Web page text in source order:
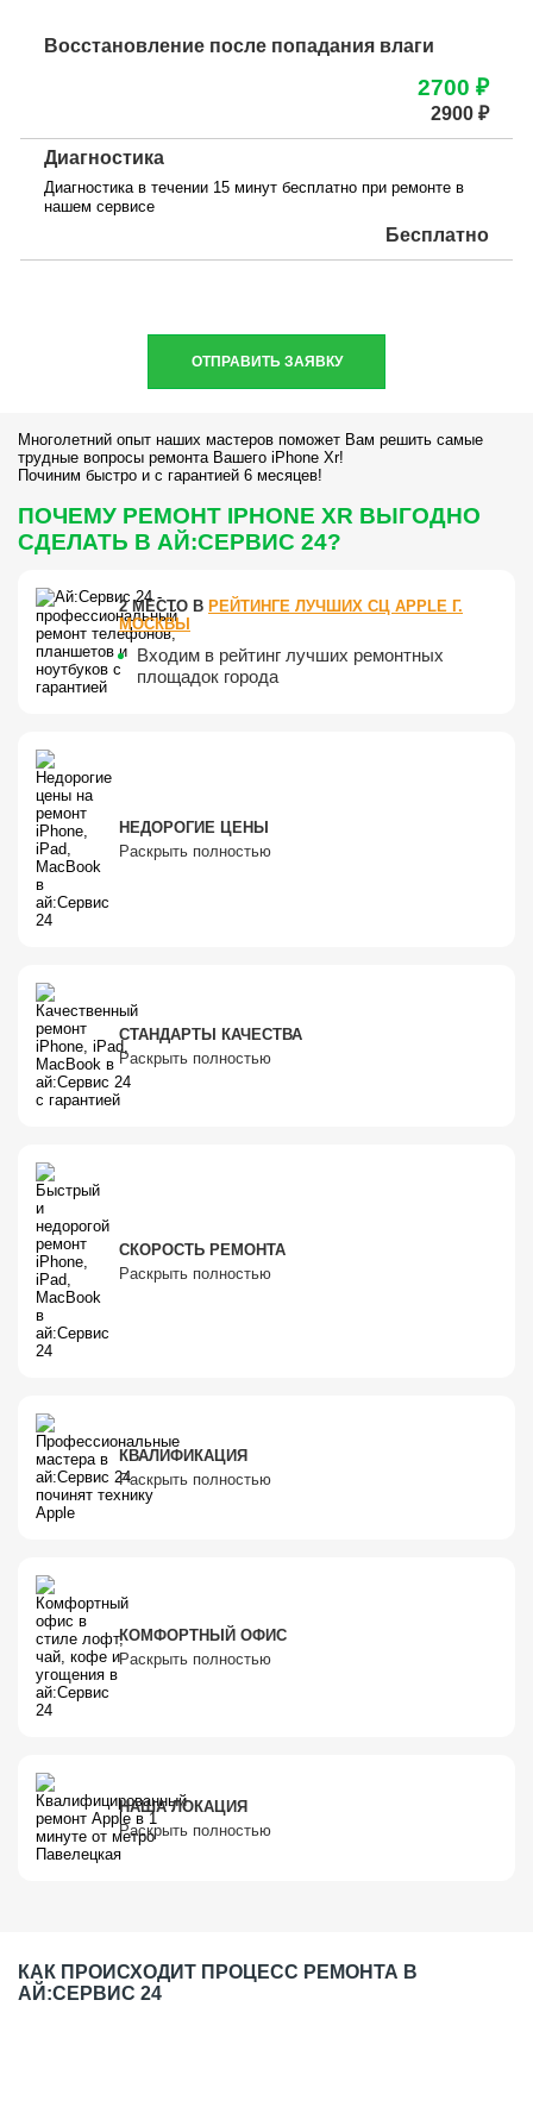
Восстановление после попадания влаги
2700 ₽
2900 ₽
Диагностика
Диагностика в течении 15 минут бесплатно при ремонте в
нашем сервисе
Бесплатно
ОТПРАВИТЬ ЗАЯВКУ
Многолетний опыт наших мастеров поможет Вам решить самые
трудные вопросы ремонта Вашего iPhone Xr!
Починим быстро и с гарантией 6 месяцев!
ПОЧЕМУ РЕМОНТ IPHONE XR ВЫГОДНО
СДЕЛАТЬ В АЙ:СЕРВИС 24?
2 МЕСТО В РЕЙТИНГЕ ЛУЧШИХ СЦ APPLE Г.
МОСКВЫ
Входим в рейтинг лучших ремонтных
площадок города
НЕДОРОГИЕ ЦЕНЫ
Раскрыть полностью
СТАНДАРТЫ КАЧЕСТВА
Раскрыть полностью
СКОРОСТЬ РЕМОНТА
Раскрыть полностью
КВАЛИФИКАЦИЯ
Раскрыть полностью
КОМФОРТНЫЙ ОФИС
Раскрыть полностью
НАША ЛОКАЦИЯ
Раскрыть полностью
КАК ПРОИСХОДИТ ПРОЦЕСС РЕМОНТА В
АЙ:СЕРВИС 24